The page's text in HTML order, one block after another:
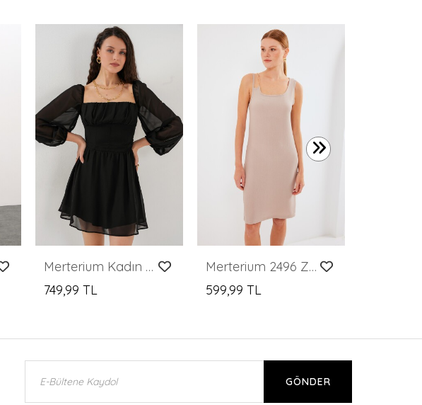
Merterium Kadın Mini Tül Elbise 2514 - Siyah
749,99 TL
Merterium 2496 Zincir Detaylı Örme Elbise - Bisküvi
599,99 TL
GÖNDER